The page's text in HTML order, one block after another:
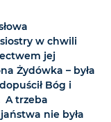
w chwili
jej
Żydówka – była
Bóg i
A trzeba
nie była